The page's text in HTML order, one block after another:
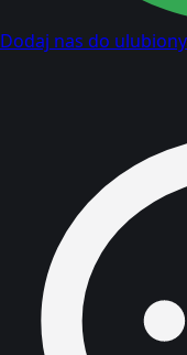
Dodaj nas do